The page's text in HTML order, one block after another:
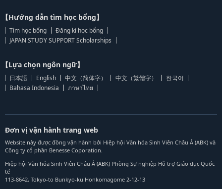
【Hướng dẫn tìm học bổng】
Tìm học bổng
Đăng kí học bổng
JAPAN STUDY SUPPORT Scholarships
【Lựa chọn ngôn ngữ】
日本語 English 中文（简体字） 中文（繁體字）
한국어
Bahasa Indonesia
ภาษาไทย
Đơn vị vận hành trang web
Website này được đồng vận hành bởi Hiệp hội Văn hóa Sinh Viên Châu Á (ABK) và
Công ty cổ phần Benesse Coporation.
Hiệp hội Văn hóa Sinh Viên Châu Á (ABK) Phòng Sự nghiệp Hỗ trợ Giáo dục Quốc
tế
113-8642, Tokyo-to Bunkyo-ku Honkomagome 2-12-13